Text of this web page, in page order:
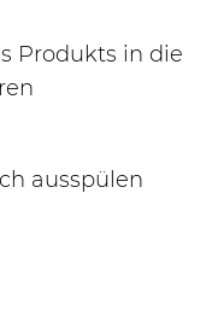
Produkts in die
ausspülen